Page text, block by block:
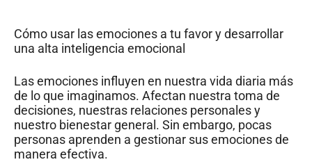
Cómo usar las emociones a tu favor y desarrollar
una alta inteligencia emocional
Las emociones influyen en nuestra vida diaria más
de lo que imaginamos. Afectan nuestra toma de
decisiones, nuestras relaciones personales y
nuestro bienestar general. Sin embargo, pocas
personas aprenden a gestionar sus emociones de
manera efectiva.